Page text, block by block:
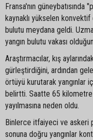
Fransa'nın güneybatısında
kaynaklı yükselen
bulutu meydana geldi.
yangın bulutu vakası
Araştırmacılar, kış
gürleştirdiğini, ardından
örtüyü kurutarak yangınlar
belirtti. Saatte 65 kilometre
yayılmasına neden oldu.
Binlerce itfaiyeci ve askeri
sonuna doğru yangınlar